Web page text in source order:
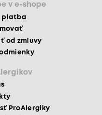
v e-shope
platba
od zmluvy
ProAlergiky